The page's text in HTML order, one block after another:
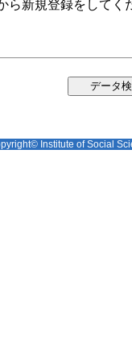
ら新規登録をしてく
Institute of Social